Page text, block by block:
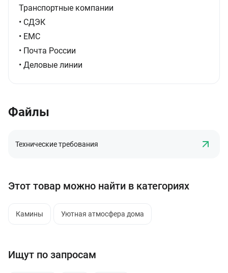
Транспортные компании
• СДЭК
• ЕМС
• Почта России
• Деловые линии
Файлы
Технические требования
Этот товар можно найти в категориях
Камины Уютная атмосфера дома
Ищут по запросам